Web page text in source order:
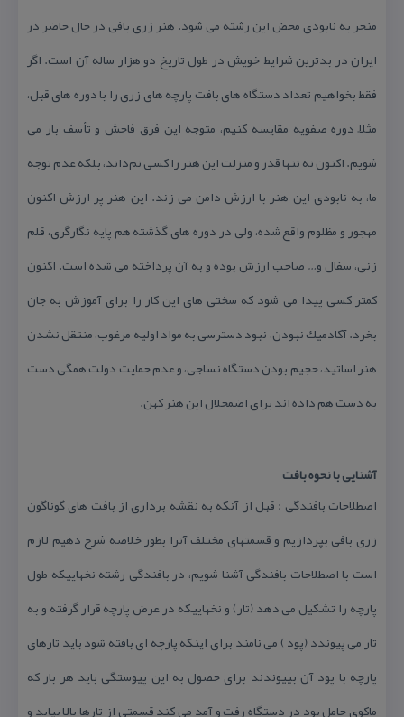
منجر به نابودی محض این رشته می شود. هنر زری بافی در حال حاضر در
ایران در بدترین شرایط خویش در طول تاریخ دو هزار ساله آن است. اگر
فقط بخواهیم تعداد دستگاه های بافت پارچه های زری را با دوره های قبل،
مثلاً دوره صفویه مقایسه كنیم، متوجه این فرق فاحش و تأسف بار می
شویم. اكنون نه تنها قدر و منزلت این هنر را كسی نم‌داند، بلكه عدم توجه
ما، به نابودی این هنر با ارزش دامن می زند. این هنر پر ارزش اكنون
مهجور و مظلوم واقع شده، ولی در دوره های گذشته هم پایه نگارگری، قلم
زنی، سفال و… صاحب ارزش بوده و به آن پرداخته می شده است. اكنون
كمتر كسی پیدا می شود كه سختی های این كار را برای آموزش به جان
بخرد. آكادمیك نبودن، نبود دسترسی به مواد اولیه مرغوب، منتقل نشدن
هنر اساتید، حجیم بودن دستگاه نساجی، و عدم حمایت دولت همگی دست
به دست هم داده اند برای اضمحلال این هنر كهن.
آشنایی با نحوه بافت
اصطلاحات بافندگی : قبل از آنكه به نقشه برداری از بافت های گوناگون
زری بافی بپردازیم و قسمتهای مختلف آنرا بطور خلاصه شرح دهیم لازم
است با اصطلاحات بافندگی آشنا شویم، در بافندگی رشته نخهاییكه طول
پارچه را تشكیل می دهد (تار) و نخهاییكه در عرض پارچه قرار گرفته و به
تار می پیوندد (پود ) می نامند برای اینكه پارچه ای بافته شود باید تارهای
پارچه با پود آن بپیوندند برای حصول به این پیوستگی باید هر بار كه
ماكوی حامل پود در دستگاه رفت و آمد می كند قسمتی از تارها بالا بیاید و